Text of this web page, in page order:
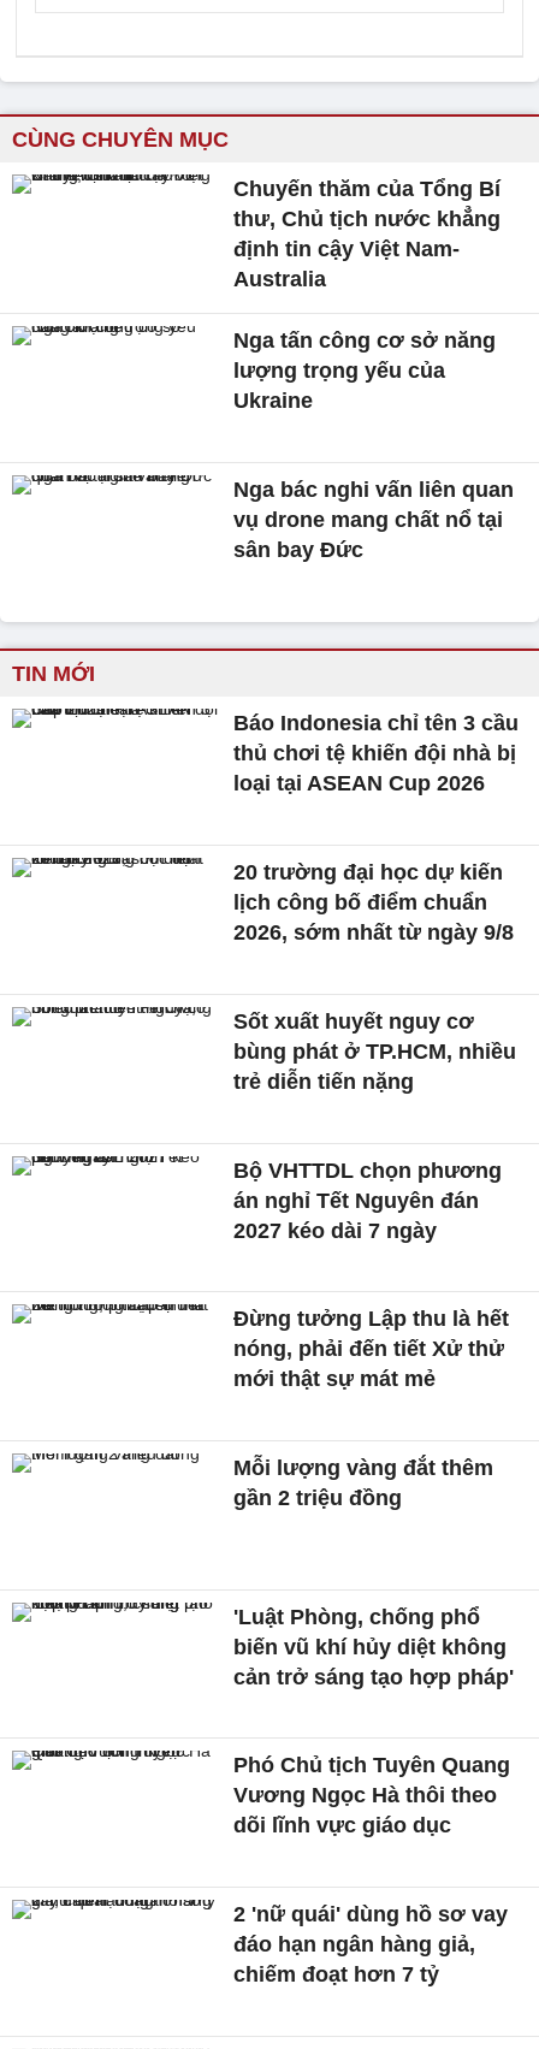
CÙNG CHUYÊN MỤC
Chuyến thăm của Tổng Bí
thư, Chủ tịch nước khẳng
định tin cậy Việt Nam-
Australia
Nga tấn công cơ sở năng
lượng trọng yếu của
Ukraine
Nga bác nghi vấn liên quan
vụ drone mang chất nổ tại
sân bay Đức
TIN MỚI
Báo Indonesia chỉ tên 3 cầu
thủ chơi tệ khiến đội nhà bị
loại tại ASEAN Cup 2026
20 trường đại học dự kiến
lịch công bố điểm chuẩn
2026, sớm nhất từ ngày 9/8
Sốt xuất huyết nguy cơ
bùng phát ở TP.HCM, nhiều
trẻ diễn tiến nặng
Bộ VHTTDL chọn phương
án nghỉ Tết Nguyên đán
2027 kéo dài 7 ngày
Đừng tưởng Lập thu là hết
nóng, phải đến tiết Xử thử
mới thật sự mát mẻ
Mỗi lượng vàng đắt thêm
gần 2 triệu đồng
'Luật Phòng, chống phổ
biến vũ khí hủy diệt không
cản trở sáng tạo hợp pháp'
Phó Chủ tịch Tuyên Quang
Vương Ngọc Hà thôi theo
dõi lĩnh vực giáo dục
2 'nữ quái' dùng hồ sơ vay
đáo hạn ngân hàng giả,
chiếm đoạt hơn 7 tỷ